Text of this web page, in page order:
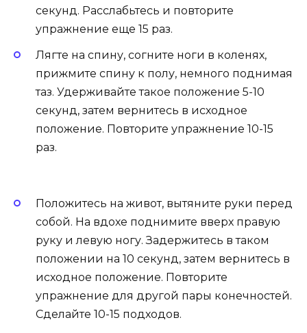
секунд. Расслабьтесь и повторите
упражнение еще 15 раз.
Лягте на спину, согните ноги в коленях,
прижмите спину к полу, немного поднимая
таз. Удерживайте такое положение 5-10
секунд, затем вернитесь в исходное
положение. Повторите упражнение 10-15
раз.
Положитесь на живот, вытяните руки перед
собой. На вдохе поднимите вверх правую
руку и левую ногу. Задержитесь в таком
положении на 10 секунд, затем вернитесь в
исходное положение. Повторите
упражнение для другой пары конечностей.
Сделайте 10-15 подходов.